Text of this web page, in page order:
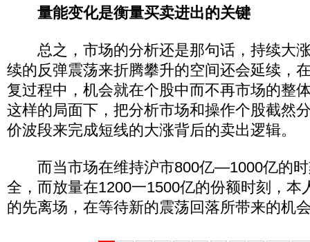
量能变化是衡量买卖进出的关键
总之，市场的分析还是那句话，持续大
续的反弹震荡来折腾攀升的空间还会延续，
复过程中，机会就在个股中而不再市场的整
这样的局面下，把分析市场和操作个股截然
价波段来完成短线的大涨背后的卖出逻辑。
而当市场在维持沪市800亿—1000亿的时
全，而放量在1200一1500亿的份额时刻，本
的先离场，在等待新的震荡回落所带来的机